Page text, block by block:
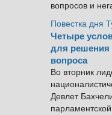
вопросов и
Повестка дня
Четыре
для решения
вопроса
Во вторник
Девлет